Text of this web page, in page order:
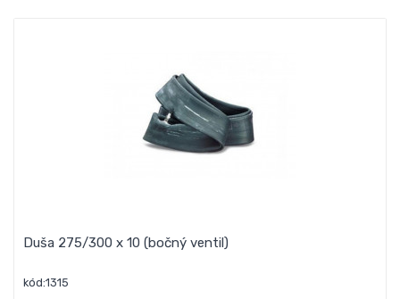
Duša 275/300 x 10 (bočný ventil)
kód:1315